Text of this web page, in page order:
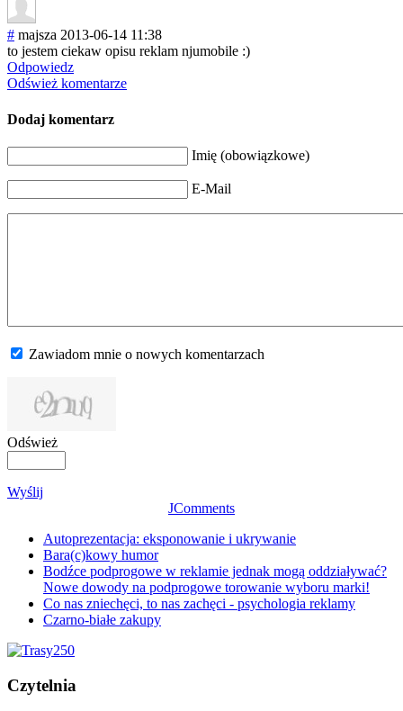
# majsza 2013-06-14 11:38
to jestem ciekaw opisu reklam njumobile :)
Odpowiedz
Odśwież komentarze
Dodaj komentarz
Imię (obowiązkowe)
E-Mail
Zawiadom mnie o nowych komentarzach
Odśwież
Wyślij
JComments
Autoprezentacja: eksponowanie i ukrywanie
Bara(c)kowy humor
Bodźce podprogowe w reklamie jednak mogą oddziaływać?
Nowe dowody na podprogowe torowanie wyboru marki!
Co nas zniechęci, to nas zachęci - psychologia reklamy
Czarno-białe zakupy
Czytelnia